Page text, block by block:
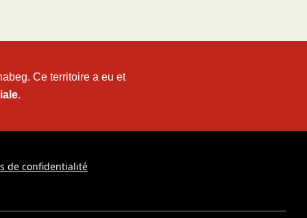
Ce territoire a eu et
.
de confidentialité